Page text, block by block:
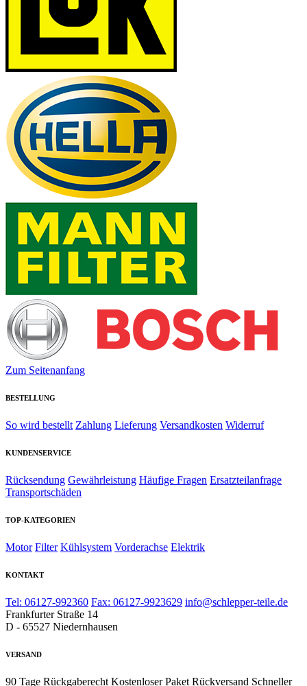
Zum Seitenanfang
BESTELLUNG
So wird bestellt Zahlung Lieferung Versandkosten Widerruf
KUNDENSERVICE
Rücksendung Gewährleistung Häufige Fragen Ersatzteilanfrage
Transportschäden
TOP-KATEGORIEN
Motor Filter Kühlsystem Vorderachse Elektrik
KONTAKT
Tel: 06127-992360 Fax: 06127-9923629 info@schlepper-teile.de
Frankfurter Straße 14
D - 65527 Niedernhausen
VERSAND
90 Tage Rückgaberecht Kostenloser Paket Rückversand Schneller